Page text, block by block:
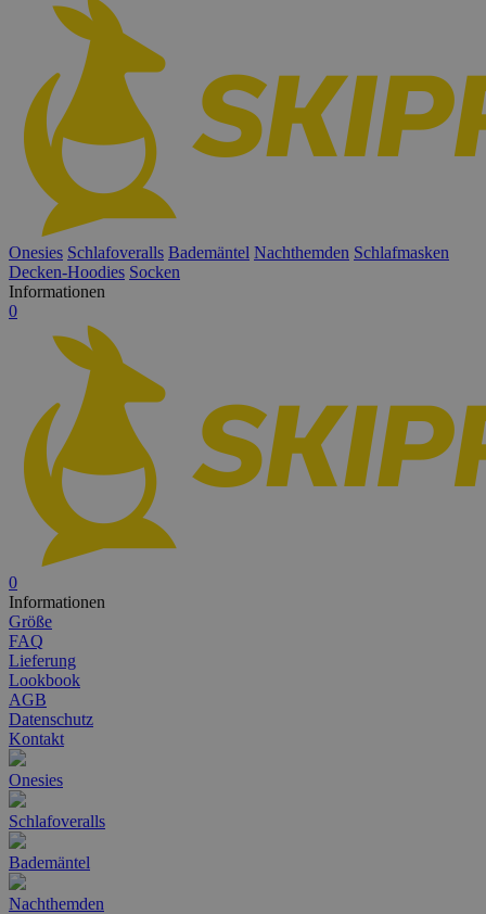
Onesies Schlafoveralls Bademäntel Nachthemden Schlafmasken
Decken-Hoodies Socken
Informationen
0
0
Informationen
Größe
FAQ
Lieferung
Lookbook
AGB
Datenschutz
Kontakt
Onesies
Schlafoveralls
Bademäntel
Nachthemden